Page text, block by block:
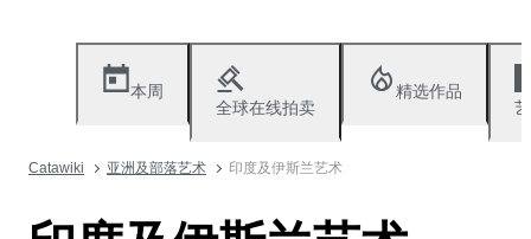
本周
全球在线拍卖
精选作品
Catawiki 亚洲及部落艺术 印度及伊斯兰艺术